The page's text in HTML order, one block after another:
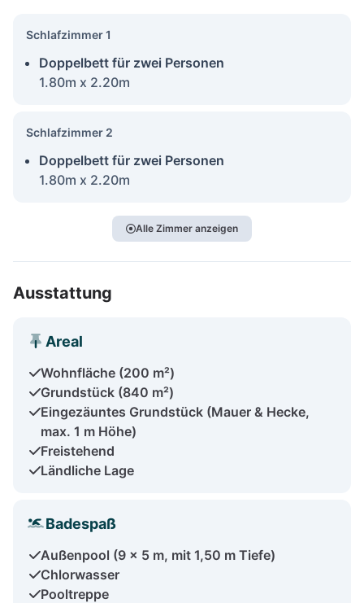
Schlafzimmer 1
Doppelbett für zwei Personen
1.80m x 2.20m
Schlafzimmer 2
Doppelbett für zwei Personen
1.80m x 2.20m
Alle Zimmer anzeigen
Ausstattung
Areal
Wohnfläche (200 m²)
Grundstück (840 m²)
Eingezäuntes Grundstück (Mauer & Hecke,
max. 1 m Höhe)
Freistehend
Ländliche Lage
Badespaß
Außenpool (9 x 5 m, mit 1,50 m Tiefe)
Chlorwasser
Pooltreppe